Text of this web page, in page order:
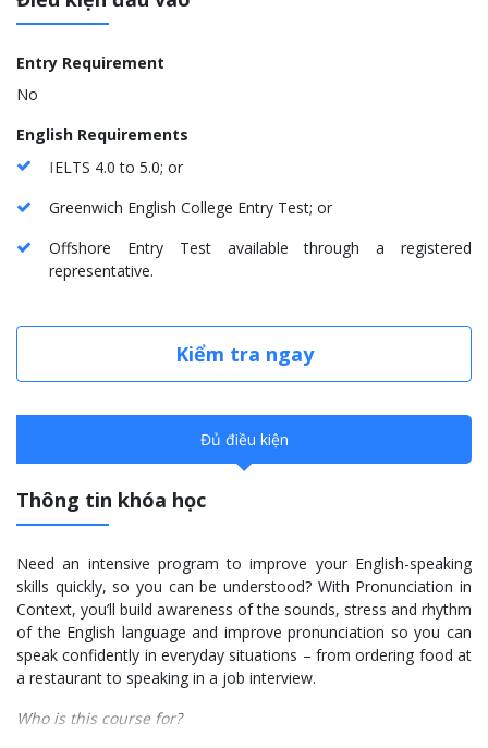
Entry Requirement
No
English Requirements
IELTS 4.0 to 5.0; or
Greenwich English College Entry Test; or
Offshore Entry Test available through a registered
representative.
Kiểm tra ngay
Đủ điều kiện
Thông tin khóa học
Need an intensive program to improve your English-speaking
skills quickly, so you can be understood? With Pronunciation in
Context, you’ll build awareness of the sounds, stress and rhythm
of the English language and improve pronunciation so you can
speak confidently in everyday situations – from ordering food at
a restaurant to speaking in a job interview.
Who is this course for?